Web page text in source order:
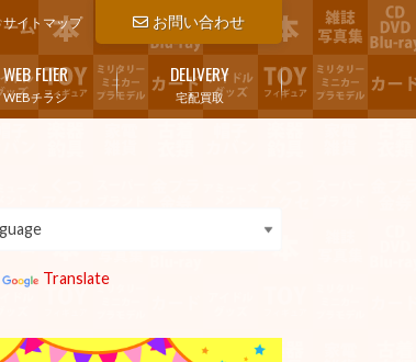
お問い合わせ
サイトマップ
WEBチラシ
WEB FLIER
宅配買取
DELIVERY
Translate